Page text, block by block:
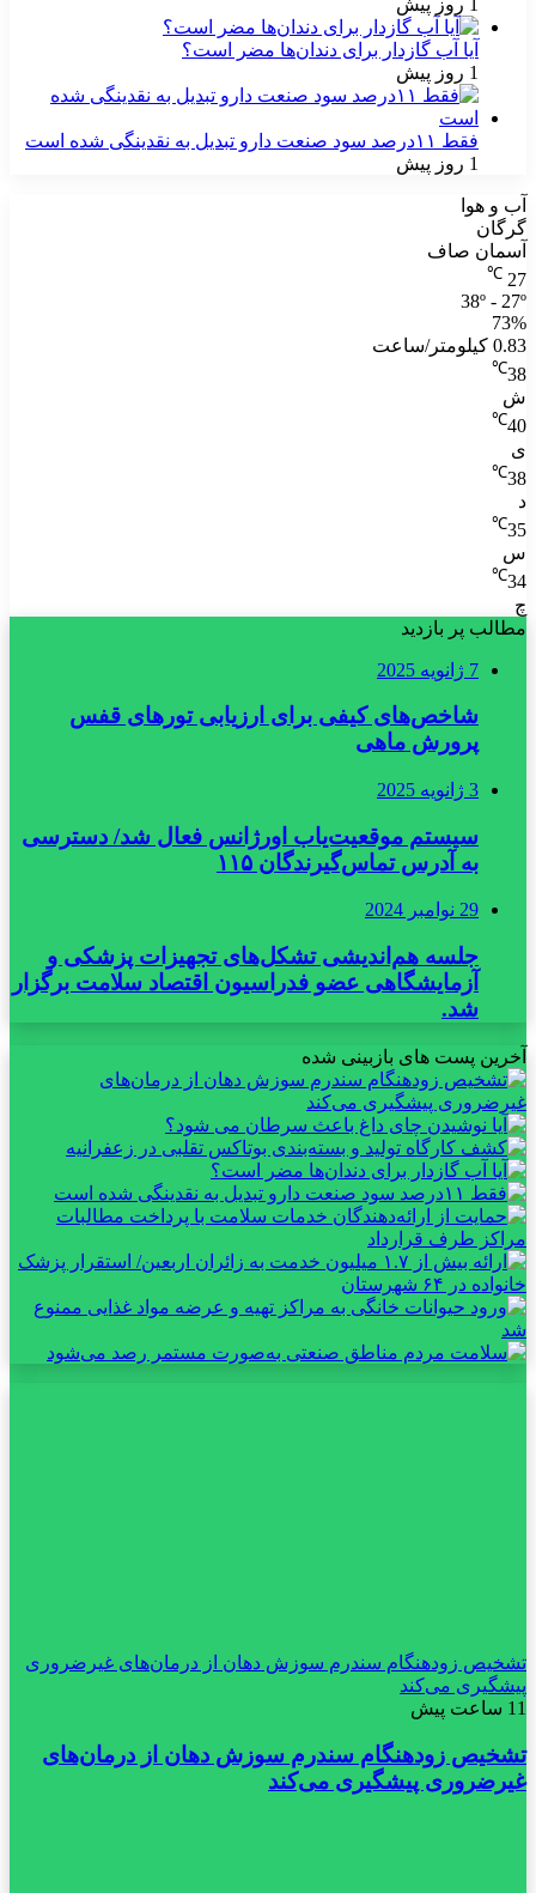
آیا آب گازدار برای دندان‌ها مضر است؟
1 روز پیش
فقط ۱۱‌درصد سود صنعت دارو تبدیل به نقدینگی شده است
1 روز پیش
آب و هوا
گرگان
آسمان صاف
27
℃
38º - 27º
73%
0.83 کیلومتر/ساعت
38
℃
ش
40
℃
ی
38
℃
د
35
℃
س
34
℃
چ
مطالب پر بازدید
7 ژانویه 2025
شاخص‌های کیفی برای ارزیابی تورهای قفس
پرورش ماهی
3 ژانویه 2025
سیستم موقعیت‌یاب اورژانس فعال شد/ دسترسی
به آدرس تماس‌گیرندگان ۱۱۵
29 نوامبر 2024
جلسه هم‌اندیشی تشکل‌های تجهیزات پزشکی و
آزمایشگاهی عضو فدراسیون اقتصاد سلامت برگزار
شد.
آخرین پست های بازبینی شده
تشخیص زودهنگام سندرم سوزش دهان از درمان‌های غیرضروری
پیشگیری می‌کند
11 ساعت پیش
تشخیص زودهنگام سندرم سوزش دهان از درمان‌های
غیرضروری پیشگیری می‌کند